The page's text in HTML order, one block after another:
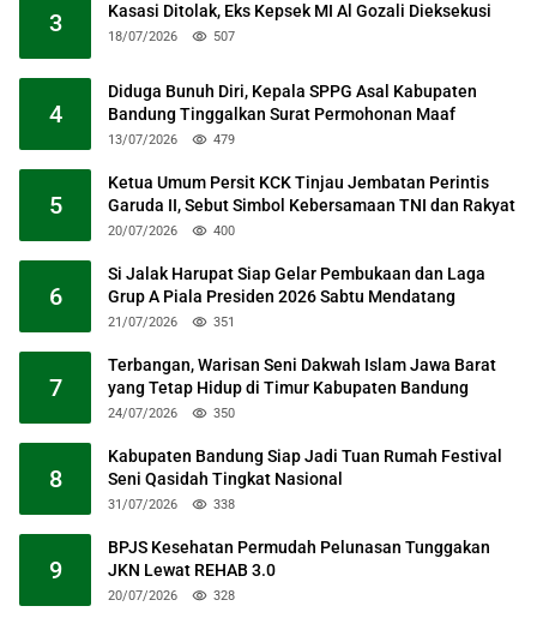
3 Kasasi Ditolak, Eks Kepsek MI Al Gozali Dieksekusi
18/07/2026 507
4
Diduga Bunuh Diri, Kepala SPPG Asal Kabupaten
Bandung Tinggalkan Surat Permohonan Maaf
13/07/2026 479
5
Ketua Umum Persit KCK Tinjau Jembatan Perintis
Garuda II, Sebut Simbol Kebersamaan TNI dan Rakyat
20/07/2026 400
6
Si Jalak Harupat Siap Gelar Pembukaan dan Laga
Grup A Piala Presiden 2026 Sabtu Mendatang
21/07/2026 351
7
Terbangan, Warisan Seni Dakwah Islam Jawa Barat
yang Tetap Hidup di Timur Kabupaten Bandung
24/07/2026 350
8
Kabupaten Bandung Siap Jadi Tuan Rumah Festival
Seni Qasidah Tingkat Nasional
31/07/2026 338
9
BPJS Kesehatan Permudah Pelunasan Tunggakan
JKN Lewat REHAB 3.0
20/07/2026 328